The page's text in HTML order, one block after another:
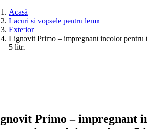
Acasă
Lacuri si vopsele pentru lemn
Exterior
Lignovit Primo – impregnant incolor pentru
5 litri
Primo – impregnant